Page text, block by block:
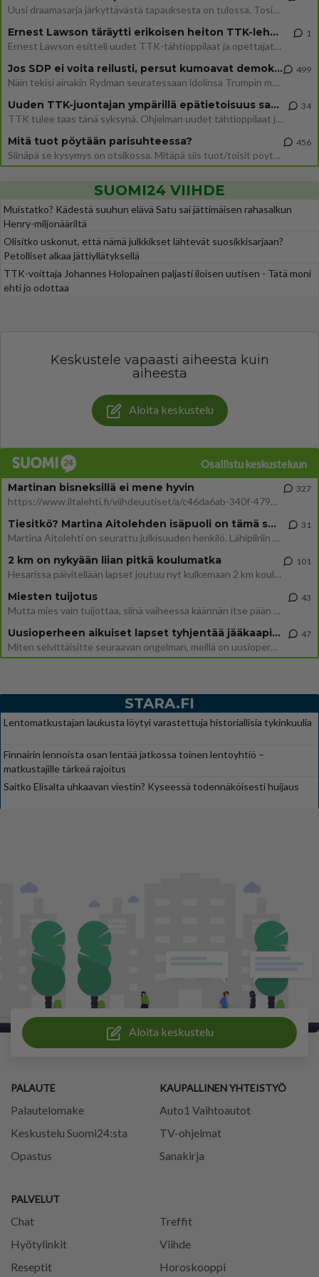
Uusi draamasarja järkyttävästä tapauksesta on tulossa. Tositapahtumiin perustuva sarja ammentaa vuoden 1986 Mikkelin pan
Ernest Lawson täräytti erikoisen heiton TTK-lehdistötilaisuudessa: " Onko tässä tarkoituksena...?"
Ernest Lawson esitteli uudet TTK-tähtioppilaat ja opettajat torstaina 6.8. lehdistölle. Tulevalla kaudella on yksi hausk
1
Jos SDP ei voita reilusti, persut kumoavat demokratian Suomesta
Näin tekisi ainakin Rydman seuratessaan idolinsa Trumpin mallia https://www.is.fi/politiikka/art-2000012187244.html
499
Uuden TTK-juontajan ympärillä epätietoisuus sakenee - Nyt MTV hämmentää soppaa
TTK tulee taas tänä syksynä. Ohjelman uudet tähtioppilaat julkistetaan torstaina 6. elokuuta klo 14 alkavassa lehdistö
34
Mitä tuot pöytään parisuhteessa?
Siinäpä se kysymys on otsikossa. Mitäpä siis tuot/toisit pöytään parisuhteessa? Oletko mies vai nainen? Koetko sen mitä
456
SUOMI24 VIIHDE
Muistatko? Kädestä suuhun elävä Satu sai jättimäisen rahasalkun
Henry-miljonääriltä
Olisitko uskonut, että nämä julkkikset lähtevät suosikkisarjaan?
Petolliset alkaa jättiyllätyksellä
TTK-voittaja Johannes Holopainen paljasti iloisen uutisen - Tätä moni
ehti jo odottaa
Keskustele vapaasti aiheesta kuin
aiheesta
Aloita keskustelu
Osallistu keskusteluun
Martinan bisneksillä ei mene hyvin
https://www.iltalehti.fi/viihdeuutiset/a/c46da6ab-340f-4790-aaa7-0865eed2336 Yrityksen konkurssihakemus on tullut kärä
327
Tiesitkö? Martina Aitolehden isäpuoli on tämä suosittu laulaja
Martina Aitolehti on seurattu julkisuuden henkilö. Lähipiiriin mahtuu muitakin tunnettuja henkilöitä. Tiesitkö, että Ma
31
2 km on nykyään liian pitkä koulumatka
Hesarissa päivitellään lapset joutuu nyt kulkemaan 2 km kouluun jösses. Ruostefillarilla tuo matka menee vaikka miten äk
101
Miesten tuijotus
Mutta mies vain tuijottaa, siinä vaiheessa käännän itse pään pois. Mikä juttu? Yleensä jos joku tuijottaa tai katsoo, hä
43
Uusioperheen aikuiset lapset tyhjentää jääkaapin käydessään
Miten selvittäisitte seuraavan ongelman, meillä on uusioperhe, minulla teini-ikäiset lapset ja puolisolla aikuiset, jotk
47
STARA.FI
Lentomatkustajan laukusta löytyi varastettuja historiallisia tykinkuulia
Finnairin lennoista osan lentää jatkossa toinen lentoyhtiö –
matkustajille tärkeä rajoitus
Saitko Elisalta uhkaavan viestin? Kyseessä todennäköisesti huijaus
Aloita keskustelu
PALAUTE
Palautelomake
Keskustelu Suomi24:sta
Opastus
PALVELUT
Chat
Treffit
Hyötylinkit
Viihde
Reseptit
Horoskooppi
KAUPALLINEN YHTEISTYÖ
Auto1 Vaihtoautot
TV-ohjelmat
Sanakirja